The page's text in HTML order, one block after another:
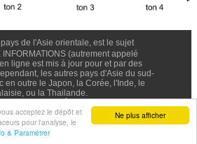
Ne plus afficher
acceptez le dépôt et
pour l'analyse, le
& Paramétrer
de l'Asie orientale, est le sujet
(autrement appelé
ligne est mis à jour pour et par des
les autres pays d'Asie du sud-
en outre le Japon, la Corée, l'Inde, le
ou la Thailande.
-Confidentialité & Cookies
Informations, 2026 - Tous droits réservés (depuis 2001)